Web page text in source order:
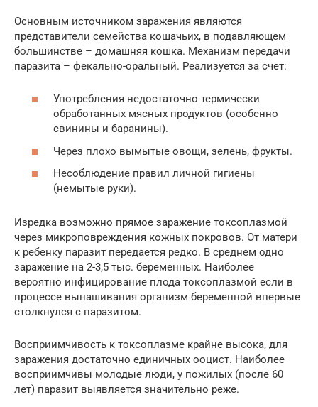
Основным источником заражения являются
представители семейства кошачьих, в подавляющем
большинстве – домашняя кошка. Механизм передачи
паразита – фекально-оральный. Реализуется за счет:
Употребления недостаточно термически
обработанных мясных продуктов (особенно
свинины и баранины).
Через плохо вымытые овощи, зелень, фрукты.
Несоблюдение правил личной гигиены
(немытые руки).
Изредка возможно прямое заражение токсоплазмой
через микроповреждения кожных покровов. От матери
к ребенку паразит передается редко. В среднем одно
заражение на 2-3,5 тыс. беременных. Наиболее
вероятно инфицирование плода токсоплазмой если в
процессе вынашивания организм беременной впервые
столкнулся с паразитом.
Восприимчивость к токсоплазме крайне высока, для
заражения достаточно единичных ооцист. Наиболее
восприимчивы молодые люди, у пожилых (после 60
лет) паразит выявляется значительно реже.